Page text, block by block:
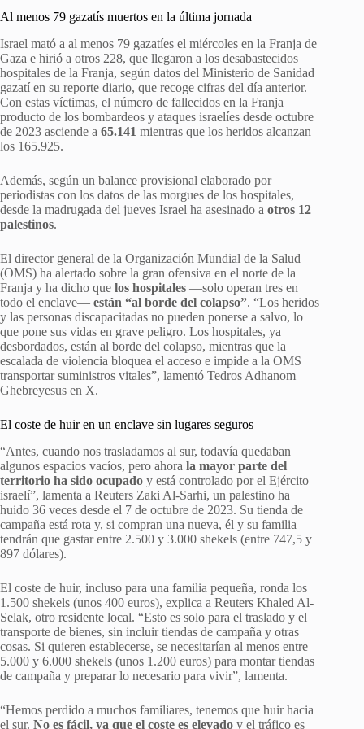
Al menos 79 gazatís muertos en la última jornada
Israel mató a al menos 79 gazatíes el miércoles en la Franja de
Gaza e hirió a otros 228, que llegaron a los desabastecidos
hospitales de la Franja, según datos del Ministerio de Sanidad
gazatí en su reporte diario, que recoge cifras del día anterior.
Con estas víctimas, el número de fallecidos en la Franja
producto de los bombardeos y ataques israelíes desde octubre
de 2023 asciende a 65.141 mientras que los heridos alcanzan
los 165.925.
Además, según un balance provisional elaborado por
periodistas con los datos de las morgues de los hospitales,
desde la madrugada del jueves Israel ha asesinado a otros 12
palestinos.
El director general de la Organización Mundial de la Salud
(OMS) ha alertado sobre la gran ofensiva en el norte de la
Franja y ha dicho que los hospitales —solo operan tres en
todo el enclave— están “al borde del colapso”. “Los heridos
y las personas discapacitadas no pueden ponerse a salvo, lo
que pone sus vidas en grave peligro. Los hospitales, ya
desbordados, están al borde del colapso, mientras que la
escalada de violencia bloquea el acceso e impide a la OMS
transportar suministros vitales”, lamentó Tedros Adhanom
Ghebreyesus en X.
El coste de huir en un enclave sin lugares seguros
“Antes, cuando nos trasladamos al sur, todavía quedaban
algunos espacios vacíos, pero ahora la mayor parte del
territorio ha sido ocupado y está controlado por el Ejército
israelí”, lamenta a Reuters Zaki Al-Sarhi, un palestino ha
huido 36 veces desde el 7 de octubre de 2023. Su tienda de
campaña está rota y, si compran una nueva, él y su familia
tendrán que gastar entre 2.500 y 3.000 shekels (entre 747,5 y
897 dólares).
El coste de huir, incluso para una familia pequeña, ronda los
1.500 shekels (unos 400 euros), explica a Reuters Khaled Al-
Selak, otro residente local. “Esto es solo para el traslado y el
transporte de bienes, sin incluir tiendas de campaña y otras
cosas. Si quieren establecerse, se necesitarían al menos entre
5.000 y 6.000 shekels (unos 1.200 euros) para montar tiendas
de campaña y preparar lo necesario para vivir”, lamenta.
“Hemos perdido a muchos familiares, tenemos que huir hacia
el sur. No es fácil, ya que el coste es elevado y el tráfico es